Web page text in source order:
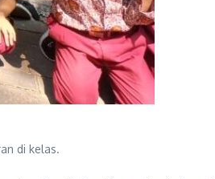
di kelas.